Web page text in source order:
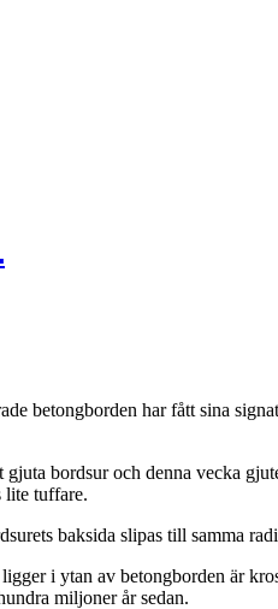
betongborden har fått sina
gjuta bordsur och denna vecka
lite tuffare.
baksida slipas till samma
ligger i ytan av betongborden är
miljoner år sedan.